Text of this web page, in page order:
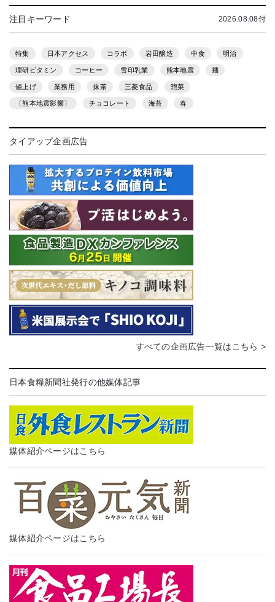
注目キーワード 2026.08.08付
特集 日本アクセス コラボ 岩田醸造 中食 明治
理研ビタミン コーヒー 雪印乳業 熊本地震 麺
値上げ 業務用 抹茶 三菱食品 惣菜
〔熊本地震影響〕 チョコレート 海苔 春
タイアップ企画広告
すべての企画広告一覧はこちら >
日本食糧新聞社発行の他媒体記事
媒体紹介ページはこちら
媒体紹介ページはこちら